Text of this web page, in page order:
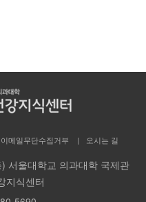
이메일무단수집거부 오시는 길
서울대학교 의과대학 국제관
지식센터